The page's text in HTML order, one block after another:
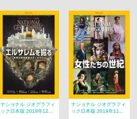
ナショナル ジオグラフィ
ック日本版 2019年12...
ナショナル ジオグラフィ
ック日本版 2019年11...